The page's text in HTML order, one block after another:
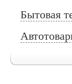
Бытовая